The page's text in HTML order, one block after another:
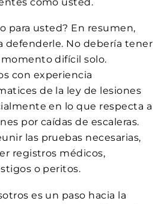
para usted? En resumen,
defenderle. No debería tener
difícil solo.
con experiencia
de la ley de lesiones
en lo que respecta a
por caídas de escaleras.
las pruebas necesarias,
registros médicos,
o peritos.
es un paso hacia la